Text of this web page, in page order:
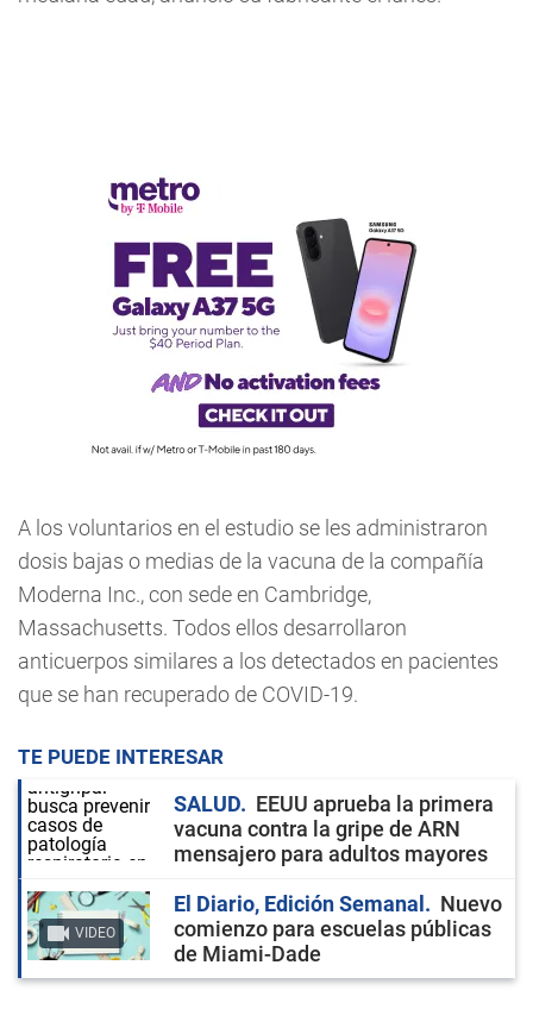
A los voluntarios en el estudio se les administraron
dosis bajas o medias de la vacuna de la compañía
Moderna Inc., con sede en Cambridge,
Massachusetts. Todos ellos desarrollaron
anticuerpos similares a los detectados en pacientes
que se han recuperado de COVID-19.
TE PUEDE INTERESAR
SALUD
EEUU aprueba la primera
vacuna contra la gripe de ARN
mensajero para adultos mayores
VIDEO
El Diario, Edición Semanal
Nuevo
comienzo para escuelas públicas
de Miami-Dade